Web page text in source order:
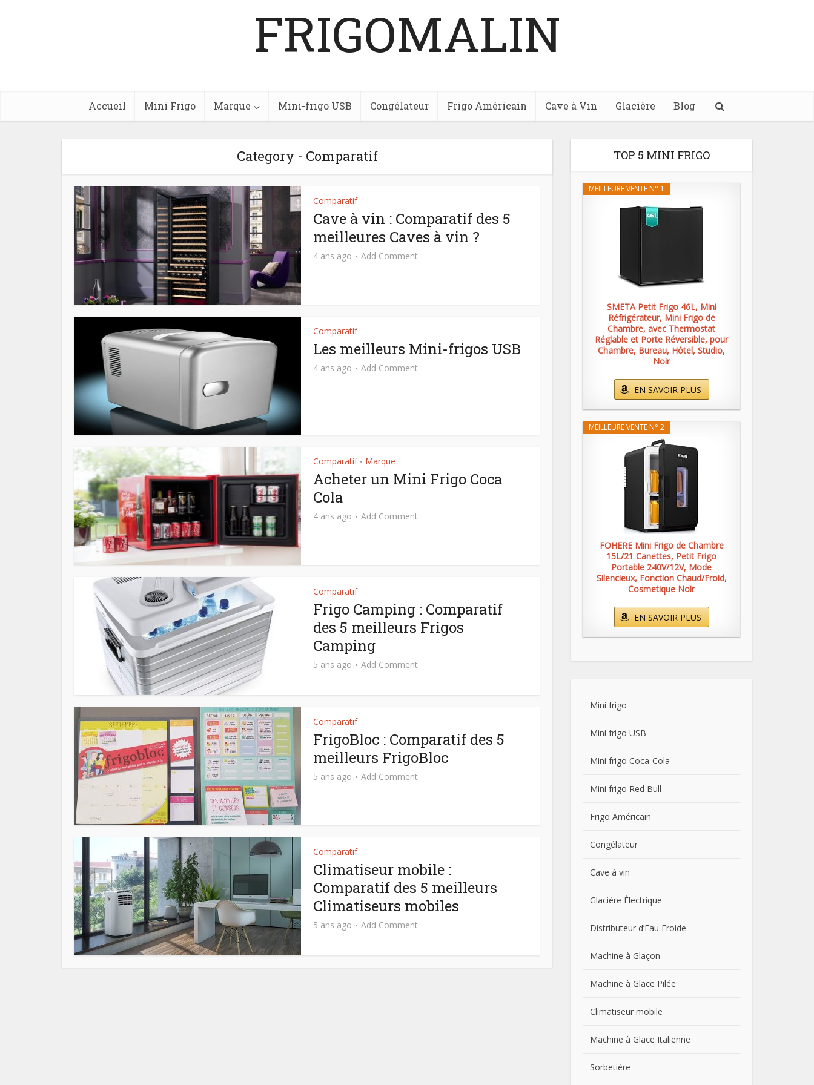
FRIGOMALIN
Accueil Mini Frigo Marque Mini-frigo USB Congélateur Frigo Américain Cave à Vin Glacière Blog
Category - Comparatif
Comparatif
Cave à vin : Comparatif des 5
meilleures Caves à vin ?
4 ans ago Add Comment
Comparatif
Les meilleurs Mini-frigos USB
4 ans ago Add Comment
Comparatif • Marque
Acheter un Mini Frigo Coca
Cola
4 ans ago Add Comment
Comparatif
Frigo Camping : Comparatif
des 5 meilleurs Frigos
Camping
5 ans ago Add Comment
Comparatif
FrigoBloc : Comparatif des 5
meilleurs FrigoBloc
5 ans ago Add Comment
Comparatif
Climatiseur mobile :
Comparatif des 5 meilleurs
Climatiseurs mobiles
5 ans ago Add Comment
TOP 5 MINI FRIGO
MEILLEURE VENTE N° 1
SMETA Petit Frigo 46L, Mini
Réfrigérateur, Mini Frigo de
Chambre, avec Thermostat
Réglable et Porte Réversible, pour
Chambre, Bureau, Hôtel, Studio,
Noir
EN SAVOIR PLUS
MEILLEURE VENTE N° 2
FOHERE Mini Frigo de Chambre
15L/21 Canettes, Petit Frigo
Portable 240V/12V, Mode
Silencieux, Fonction Chaud/Froid,
Cosmetique Noir
EN SAVOIR PLUS
Mini frigo
Mini frigo USB
Mini frigo Coca-Cola
Mini frigo Red Bull
Frigo Américain
Congélateur
Cave à vin
Glacière Électrique
Distributeur d’Eau Froide
Machine à Glaçon
Machine à Glace Pilée
Climatiseur mobile
Machine à Glace Italienne
Sorbetière